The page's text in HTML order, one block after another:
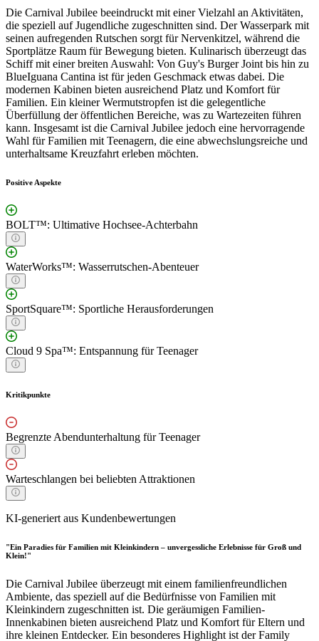
Die Carnival Jubilee beeindruckt mit einer Vielzahl an Aktivitäten,
die speziell auf Jugendliche zugeschnitten sind. Der Wasserpark mit
seinen aufregenden Rutschen sorgt für Nervenkitzel, während die
Sportplätze Raum für Bewegung bieten. Kulinarisch überzeugt das
Schiff mit einer breiten Auswahl: Von Guy's Burger Joint bis hin zu
BlueIguana Cantina ist für jeden Geschmack etwas dabei. Die
modernen Kabinen bieten ausreichend Platz und Komfort für
Familien. Ein kleiner Wermutstropfen ist die gelegentliche
Überfüllung der öffentlichen Bereiche, was zu Wartezeiten führen
kann. Insgesamt ist die Carnival Jubilee jedoch eine hervorragende
Wahl für Familien mit Teenagern, die eine abwechslungsreiche und
unterhaltsame Kreuzfahrt erleben möchten.
Positive Aspekte
BOLT™: Ultimative Hochsee-Achterbahn
WaterWorks™: Wasserrutschen-Abenteuer
SportSquare™: Sportliche Herausforderungen
Cloud 9 Spa™: Entspannung für Teenager
Kritikpunkte
Begrenzte Abendunterhaltung für Teenager
Warteschlangen bei beliebten Attraktionen
KI-generiert aus Kundenbewertungen
"Ein Paradies für Familien mit Kleinkindern – unvergessliche Erlebnisse für Groß und
Klein!"
Die Carnival Jubilee überzeugt mit einem familienfreundlichen
Ambiente, das speziell auf die Bedürfnisse von Familien mit
Kleinkindern zugeschnitten ist. Die geräumigen Familien-
Innenkabinen bieten ausreichend Platz und Komfort für Eltern und
ihre kleinen Entdecker. Ein besonderes Highlight ist der Family